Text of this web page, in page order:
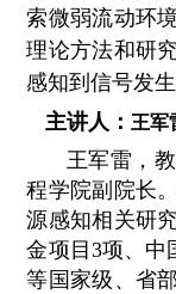
索微弱流动环
理论方法和研
感知到信号发
主讲人：王军
王军雷，
程学院副院长
源感知相关研
金项目3项、中
等国家级、省